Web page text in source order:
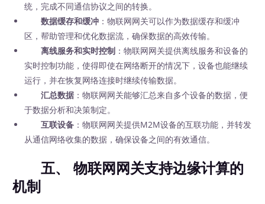
统，完成不同通信协议之间的转换。
数据缓存和缓冲 ：物联网网关可以作为数据缓存和缓冲
区，帮助管理和优化数据流，确保数据的高效传输。
离线服务和实时控制 ：物联网网关提供离线服务和设备的
实时控制功能，使得即使在网络断开的情况下，设备也能继续
运行，并在恢复网络连接时继续传输数据。
汇总数据 ：物联网网关能够汇总来自多个设备的数据，便
于数据分析和决策制定。
互联设备 ：物联网网关提供M2M设备的互联功能，并转发
从通信网络收集的数据，确保设备之间的有效通信。
五、 物联网网关支持边缘计算的
机制